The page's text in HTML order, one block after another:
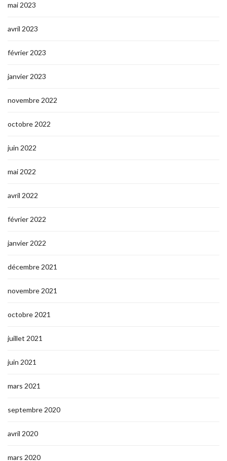
mai 2023
avril 2023
février 2023
janvier 2023
novembre 2022
octobre 2022
juin 2022
mai 2022
avril 2022
février 2022
janvier 2022
décembre 2021
novembre 2021
octobre 2021
juillet 2021
juin 2021
mars 2021
septembre 2020
avril 2020
mars 2020